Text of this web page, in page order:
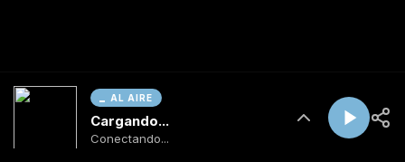
AL AIRE
Cargando...
Conectando...